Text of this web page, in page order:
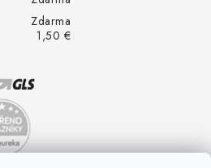
Zdarma
1,50 €